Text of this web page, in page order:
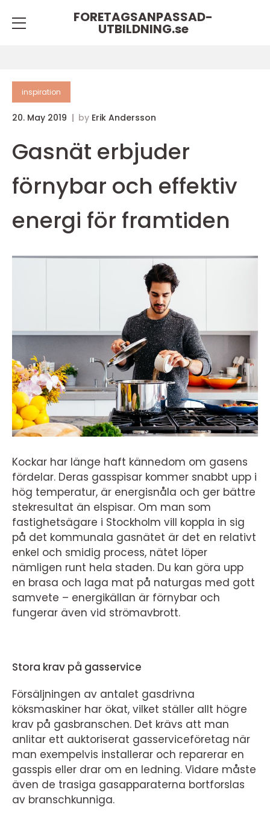
FORETAGSANPASSAD-
UTBILDNING.se
inspiration
20. May 2019 by Erik Andersson
Gasnät erbjuder
förnybar och effektiv
energi för framtiden
Kockar har länge haft kännedom om gasens
fördelar. Deras gasspisar kommer snabbt upp i
hög temperatur, är energisnåla och ger bättre
stekresultat än elspisar. Om man som
fastighetsägare i Stockholm vill koppla in sig
på det kommunala gasnätet är det en relativt
enkel och smidig process, nätet löper
nämligen runt hela staden. Du kan göra upp
en brasa och laga mat på naturgas med gott
samvete – energikällan är förnybar och
fungerar även vid strömavbrott.
Stora krav på gasservice
Försäljningen av antalet gasdrivna
köksmaskiner har ökat, vilket ställer allt högre
krav på gasbranschen. Det krävs att man
anlitar ett auktoriserat gasserviceföretag när
man exempelvis installerar och reparerar en
gasspis eller drar om en ledning. Vidare måste
även de trasiga gasapparaterna bortforslas
av branschkunniga.